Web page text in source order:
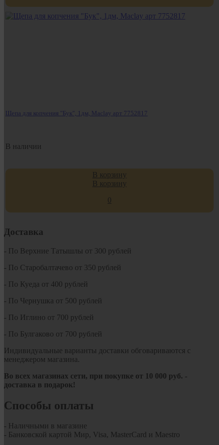
Щепа для копчения "Бук", 1дм, Maclay арт 7752817
В наличии
В корзину
В корзину
0
Доставка
- По Верхние Татышлы от 300 рублей
- По Старобалтачево от 350 рублей
- По Куеда от 400 рублей
- По Чернушка от 500 рублей
- По Иглино от 700 рублей
- По Булгаково от 700 рублей
Индивидуальные варианты доставки обговариваются с
менеджером магазина.
Во всех магазинах сети, при покупке от 10 000 руб. -
доставка в подарок!
Способы оплаты
- Наличными в магазине
- Банковской картой Мир, Visa, MasterCard и Maestro